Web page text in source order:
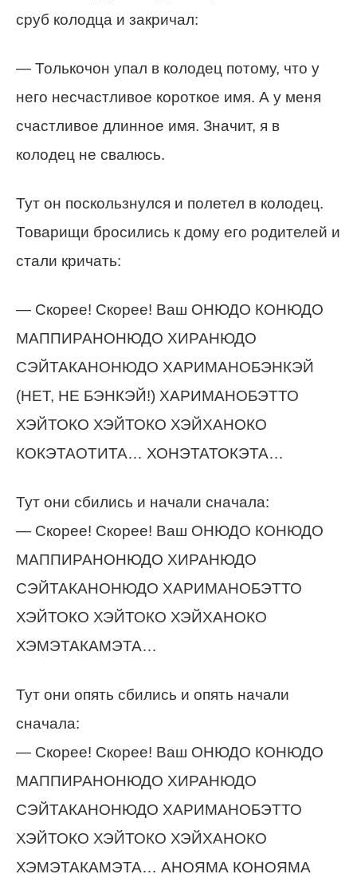
сруб колодца и закричал:
— Толькочон упал в колодец потому, что у
него несчастливое короткое имя. А у меня
счастливое длинное имя. Значит, я в
колодец не свалюсь.
Тут он поскользнулся и полетел в колодец.
Товарищи бросились к дому его родителей и
стали кричать:
— Скорее! Скорее! Ваш ОНЮДО КОНЮДО
МАППИРАНОНЮДО ХИРАНЮДО
СЭЙТАКАНОНЮДО ХАРИМАНОБЭНКЭЙ
(НЕТ, НЕ БЭНКЭЙ!) ХАРИМАНОБЭТТО
ХЭЙТОКО ХЭЙТОКО ХЭЙХАНОКО
КОКЭТАОТИТА… ХОНЭТАТОКЭТА…
Тут они сбились и начали сначала:
— Скорее! Скорее! Ваш ОНЮДО КОНЮДО
МАППИРАНОНЮДО ХИРАНЮДО
СЭЙТАКАНОНЮДО ХАРИМАНОБЭТТО
ХЭЙТОКО ХЭЙТОКО ХЭЙХАНОКО
ХЭМЭТАКАМЭТА…
Тут они опять сбились и опять начали
сначала:
— Скорее! Скорее! Ваш ОНЮДО КОНЮДО
МАППИРАНОНЮДО ХИРАНЮДО
СЭЙТАКАНОНЮДО ХАРИМАНОБЭТТО
ХЭЙТОКО ХЭЙТОКО ХЭЙХАНОКО
ХЭМЭТАКАМЭТА… АНОЯМА КОНОЯМА